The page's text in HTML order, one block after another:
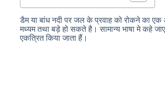
डैम या बांध नदी पर जल के प्रवाह को रोकने का
मध्यम तथा बड़े हो सकते है। सामान्य भाषा मे कहे
एकत्रित किया जाता हैं।